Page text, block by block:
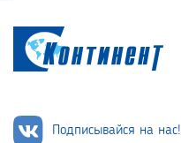
Подписывайся на нас!